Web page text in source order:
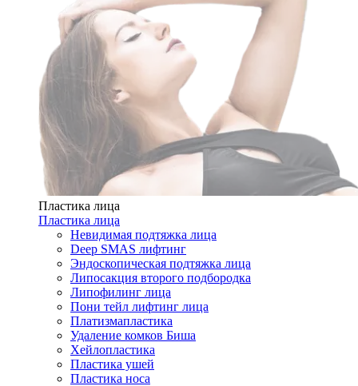
Пластика лица
Пластика лица
Невидимая подтяжка лица
Deep SMAS лифтинг
Эндоскопическая подтяжка лица
Липосакция второго подбородка
Липофилинг лица
Пони тейл лифтинг лица
Платизмапластика
Удаление комков Биша
Хейлопластика
Пластика ушей
Пластика носа